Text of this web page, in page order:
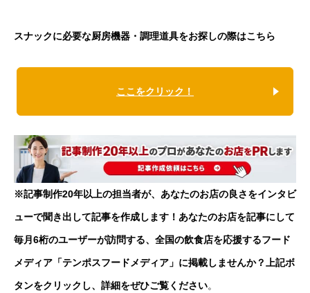
スナックに必要な厨房機器・調理道具をお探しの際はこちら
ここをクリック！
※記事制作20年以上の担当者が、あなたのお店の良さをインタビ
ューで聞き出して記事を作成します！あなたのお店を記事にして
毎月6桁のユーザーが訪問する、全国の飲食店を応援するフード
メディア「テンポスフードメディア」に掲載しませんか？上記ボ
タンをクリックし、詳細をぜひご覧ください。